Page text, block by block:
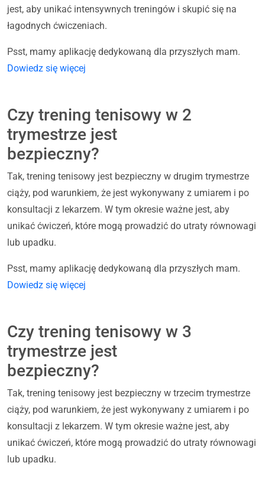
jest, aby unikać intensywnych treningów i skupić się na
łagodnych ćwiczeniach.
Psst, mamy aplikację dedykowaną dla przyszłych mam.
Dowiedz się więcej
Czy trening tenisowy w 2
trymestrze jest
bezpieczny?
Tak, trening tenisowy jest bezpieczny w drugim trymestrze
ciąży, pod warunkiem, że jest wykonywany z umiarem i po
konsultacji z lekarzem. W tym okresie ważne jest, aby
unikać ćwiczeń, które mogą prowadzić do utraty równowagi
lub upadku.
Psst, mamy aplikację dedykowaną dla przyszłych mam.
Dowiedz się więcej
Czy trening tenisowy w 3
trymestrze jest
bezpieczny?
Tak, trening tenisowy jest bezpieczny w trzecim trymestrze
ciąży, pod warunkiem, że jest wykonywany z umiarem i po
konsultacji z lekarzem. W tym okresie ważne jest, aby
unikać ćwiczeń, które mogą prowadzić do utraty równowagi
lub upadku.